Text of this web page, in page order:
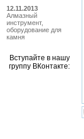
12.11.2013
Алмазный
инструмент,
оборудование для
камня
Вступайте в нашу
группу ВКонтакте: